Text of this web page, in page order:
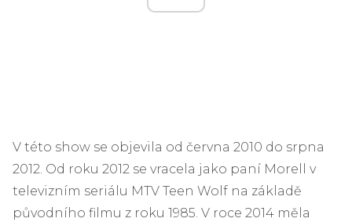
V této show se objevila od června 2010 do srpna
2012. Od roku 2012 se vracela jako paní Morell v
televizním seriálu MTV Teen Wolf na základě
původního filmu z roku 1985. V roce 2014 měla